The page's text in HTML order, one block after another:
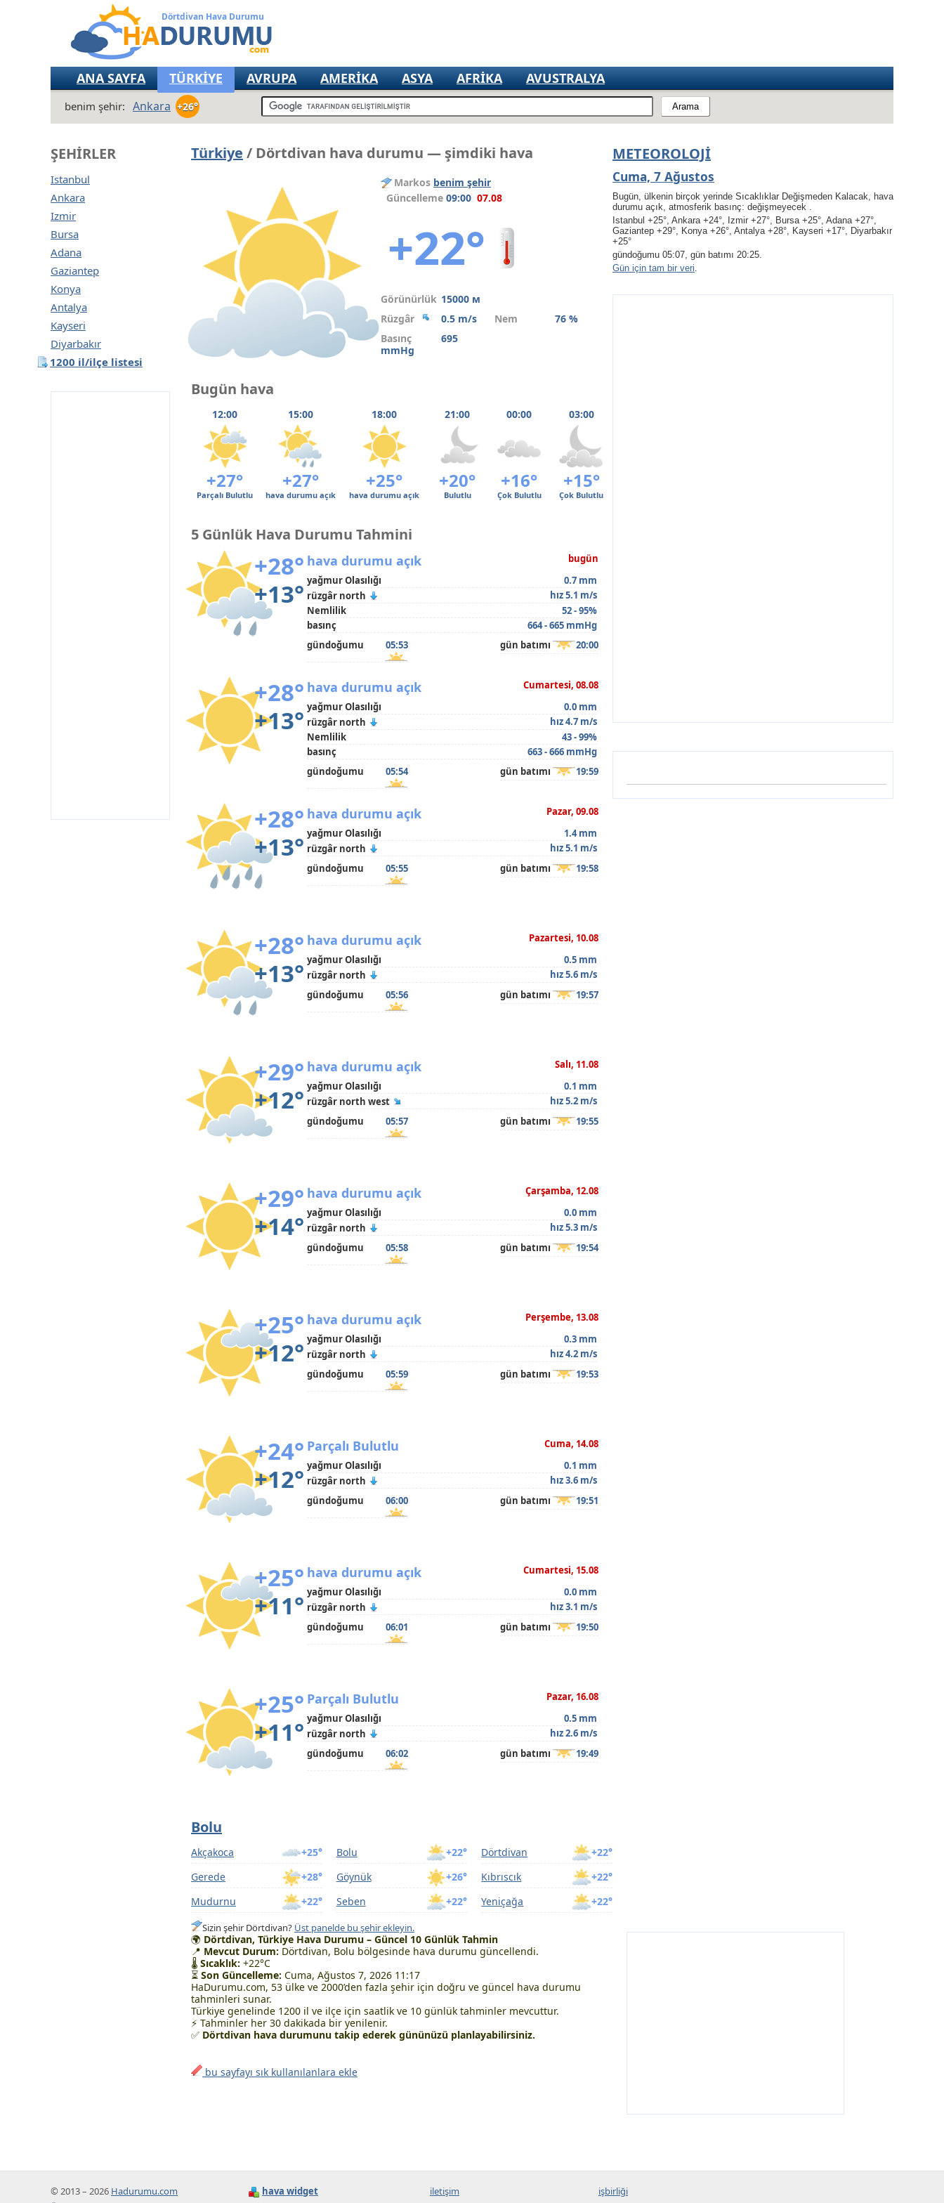
Dörtdivan Hava Durumu
ANA SAYFA TÜRKİYE AVRUPA AMERIKA ASYA AFRIKA AVUSTRALYA
benim şehir: Ankara +26°
ŞEHIRLER
Istanbul
Ankara
Izmir
Bursa
Adana
Gaziantep
Konya
Antalya
Kayseri
Diyarbakır
1200 il/ilçe listesi
Türkiye / Dörtdivan hava durumu — şimdiki hava
Markos benim şehir
Güncelleme 09:00 07.08
+22°
Görünürlük 15000 м
Rüzgâr
0.5 m/s Nem
76 %
Basınç
695
mmHg
Bugün hava
12:00 15:00 18:00 21:00 00:00 03:00
+27° +27° +25° +20° +16° +15°
Parçalı Bulutlu hava durumu açık hava durumu açık Bulutlu Çok Bulutlu Çok Bulutlu
5 Günlük Hava Durumu Tahmini
+28°
+13°
bugün
hava durumu açık
yağmur Olasılığı
0.7 mm
rüzgâr north
hız 5.1 m/s
Nemlilik
52 - 95%
basınç
664 - 665 mmHg
gündoğumu
05:53 gün batımı 20:00
+28°
+13°
Cumartesi, 08.08
hava durumu açık
yağmur Olasılığı
0.0 mm
rüzgâr north
hız 4.7 m/s
Nemlilik
43 - 99%
basınç
663 - 666 mmHg
gündoğumu
05:54 gün batımı 19:59
+28°
+13°
Pazar, 09.08
hava durumu açık
yağmur Olasılığı
1.4 mm
rüzgâr north
hız 5.1 m/s
gündoğumu
05:55 gün batımı 19:58
+28°
+13°
Pazartesi, 10.08
hava durumu açık
yağmur Olasılığı
0.5 mm
rüzgâr north
hız 5.6 m/s
gündoğumu
05:56 gün batımı 19:57
+29°
+12°
Salı, 11.08
hava durumu açık
yağmur Olasılığı
0.1 mm
rüzgâr north west
hız 5.2 m/s
gündoğumu
05:57 gün batımı 19:55
+29°
+14°
Çarşamba, 12.08
hava durumu açık
yağmur Olasılığı
0.0 mm
rüzgâr north
hız 5.3 m/s
gündoğumu
05:58 gün batımı 19:54
+25°
+12°
Perşembe, 13.08
hava durumu açık
yağmur Olasılığı
0.3 mm
rüzgâr north
hız 4.2 m/s
gündoğumu
05:59 gün batımı 19:53
+24°
+12°
Cuma, 14.08
Parçalı Bulutlu
yağmur Olasılığı
0.1 mm
rüzgâr north
hız 3.6 m/s
gündoğumu
06:00 gün batımı 19:51
+25°
+11°
Cumartesi, 15.08
hava durumu açık
yağmur Olasılığı
0.0 mm
rüzgâr north
hız 3.1 m/s
gündoğumu
06:01 gün batımı 19:50
+25°
+11°
Pazar, 16.08
Parçalı Bulutlu
yağmur Olasılığı
0.5 mm
rüzgâr north
hız 2.6 m/s
gündoğumu
06:02 gün batımı 19:49
Bolu
+25°
Akçakoca +22°
Bolu +22°
Dörtdivan
+28°
Gerede +26°
Göynük +22°
Kıbrıscık
+22°
Mudurnu +22°
Seben +22°
Yeniçağa
Sizin şehir Dörtdivan? Üst panelde bu şehir ekleyin.
🌍 Dörtdivan, Türkiye Hava Durumu – Güncel 10 Günlük Tahmin
📍 Mevcut Durum: Dörtdivan, Bolu bölgesinde hava durumu güncellendi.
🌡 Sıcaklık: +22°C
⏳ Son Güncelleme: Cuma, Ağustos 7, 2026 11:17
HaDurumu.com, 53 ülke ve 2000’den fazla şehir için doğru ve güncel hava durumu
tahminleri sunar.
Türkiye genelinde 1200 il ve ilçe için saatlik ve 10 günlük tahminler mevcuttur.
⚡ Tahminler her 30 dakikada bir yenilenir.
✅ Dörtdivan hava durumunu takip ederek gününüzü planlayabilirsiniz.
bu sayfayı sık kullanılanlara ekle
METEOROLOJI
Cuma, 7 Ağustos
Bugün, ülkenin birçok yerinde Sıcaklıklar Değişmeden Kalacak, hava
durumu açık, atmosferik basınç: değişmeyecek .
Istanbul +25°, Ankara +24°, Izmir +27°, Bursa +25°, Adana +27°,
Gaziantep +29°, Konya +26°, Antalya +28°, Kayseri +17°, Diyarbakır
+25°
gündoğumu 05:07, gün batımı 20:25.
Gün için tam bir veri.
© 2013 – 2026 Hadurumu.com
hava widget
iletişim
işbirliği